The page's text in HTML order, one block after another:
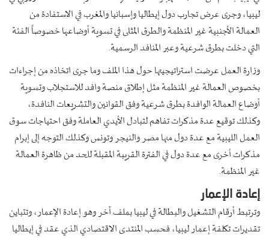
ليبيا، وجرى عرض تجارب دول إيطاليا وإسبانيا والمغرب في الاستفادة من
العمالة الأجنبية غير المنظمة والطرق المثلى في تسوية أوضاعها خصوصاً الفئة
التي دخلت بطرق شرعية وعبر المنافد الرسمية.
وزارة العمل عرضت استراتيجيتها حول هذا الملف وما جرى اتخاذه من إجراءات
بخصوص العمالة غير المنظمة مثل إطلاق منصة وافد للاستجلاب وتسوية
أوضاع العمالة الوافدة بطرق شرعية وفق القوانين والتشريعات النافدة،
وكذلك توقيع عدة مذكرات تفاهم لتبادل الأيدي العاملة وفق احتياجات سوق
العمل الليبية مع عدة دول منها مصر والنيجر وتونس وكذلك التوجه إلى إبرام
مذكرات أخرى مع عدة دول في الفترة القريبة المقبلة للحد من ظاهرة العمالة
غير المنظمة.
إعادة الإعمار
وترتبط أرقام التشغيل والبطالة في ليبيا بملف آخر وهو إعادة الإعمار، وتتباين
تقديرات تكلفة إعمار ليبيا، فحسب المنتدى الاقتصادي الذي عقد في إيطاليا